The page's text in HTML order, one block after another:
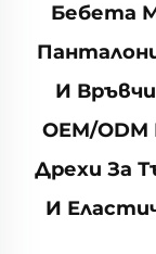
Бебета
И
OEM/
Дрехи За
И